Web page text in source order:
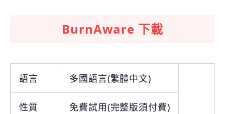
BurnAware 下載
語言 多國語言(繁體中文)
性質 免費試用(完整版須付費)